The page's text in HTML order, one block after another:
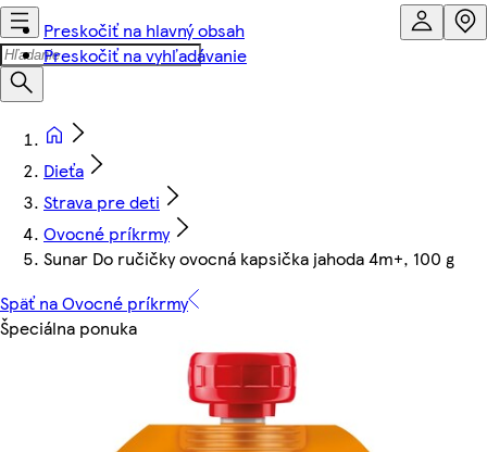
Preskočiť na hlavný obsah
Preskočiť na vyhľadávanie
Dieťa
Strava pre deti
Ovocné príkrmy
Sunar Do ručičky ovocná kapsička jahoda 4m+, 100 g
Späť na Ovocné príkrmy
Špeciálna ponuka